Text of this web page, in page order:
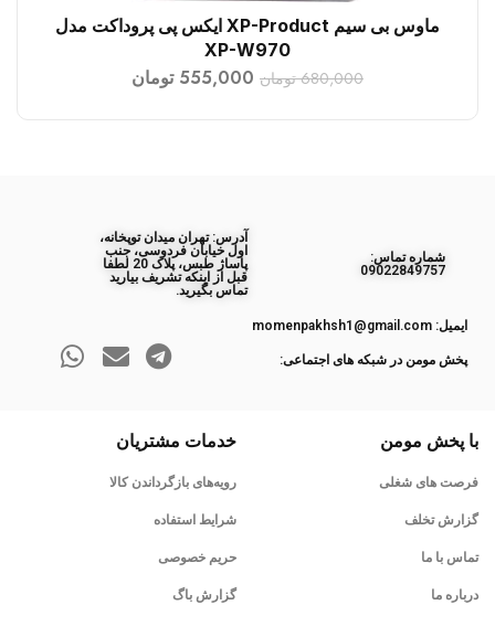
افزودن به سبد خریدماوس بی سیم XP-Product ایکس پی پروداکت مدل
XP-W970
680,000 تومان 555,000 تومان
ﺷﻤﺎره ﺗﻤﺎس:
09022849757
آدرس: تهران میدان توپخانه،
اول خیابان فردوسی، جنب
پاساژ طبس، پلاک 20 لطفا
قبل از اینکه تشریف بیارید
تماس بگیرید.
ایمیل: momenpakhsh1@gmail.com
پخش مومن در شبکه های اجتماعی:
با پخش مومن
فرصت های شغلی
گزارش تخلف
تماس با ما
درباره ما
خدمات مشتریان
رویه‌های بازگرداندن کالا
شرایط استفاده
حریم خصوصی
گزارش باگ